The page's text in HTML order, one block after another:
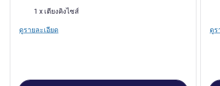
เครื่องนอน
1 x เตียงคิงไซส์
ดูรายละเอียด ดูร